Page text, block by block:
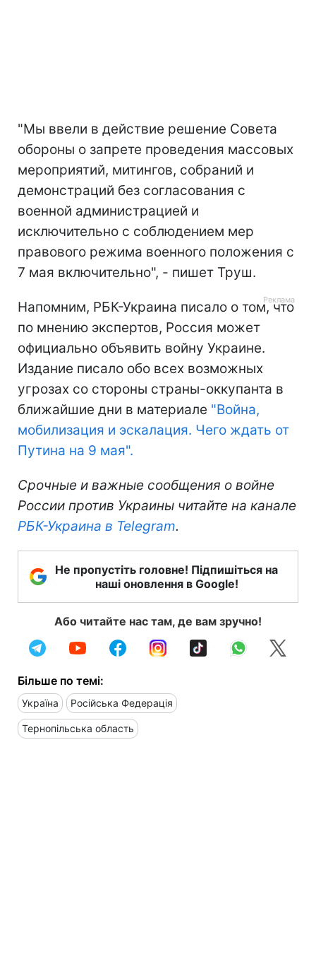
"Мы ввели в действие решение Совета
обороны о запрете проведения массовых
мероприятий, митингов, собраний и
демонстраций без согласования с
военной администрацией и
исключительно с соблюдением мер
правового режима военного положения с
7 мая включительно", - пишет Труш.
Напомним, РБК-Украина писало о том, что
по мнению экспертов, Россия может
официально объявить войну Украине.
Издание писало обо всех возможных
угрозах со стороны страны-оккупанта в
ближайшие дни в материале "Война,
мобилизация и эскалация. Чего ждать от
Путина на 9 мая".
Срочные и важные сообщения о войне
России против Украины читайте на канале
РБК-Украина в Telegram.
Не пропустіть головне! Підпишіться на
наші оновлення в Google!
Або читайте нас там, де вам зручно!
Більше по темі:
Україна Російська Федерація
Тернопільська область